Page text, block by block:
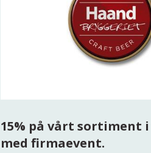
15% på vårt sortiment
med firmaevent.